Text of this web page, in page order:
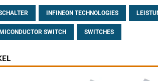
INFINEON TECHNOLOGIES
SWITCH SWITCHES